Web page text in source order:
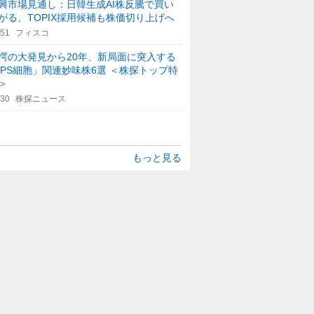
市場見通し：日韓生成AI株反騰で買い
る、TOPIX採用候補も株価切り上げへ
フィスコ
の大発見から20年、新局面に突入する
iPS細胞」関連妙味株6選 ＜株探トップ特
株探ニュース
もっと見る